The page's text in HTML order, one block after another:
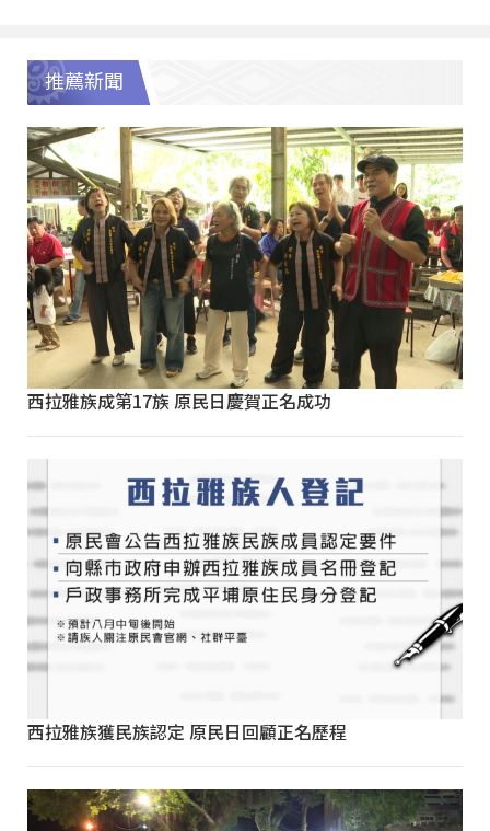
推薦新聞
西拉雅族成第17族 原民日慶賀正名成功
西拉雅族獲民族認定 原民日回顧正名歷程